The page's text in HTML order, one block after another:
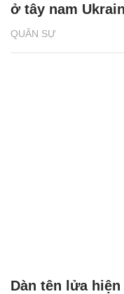
QUÂN SỰ
ở tây nam
Dàn tên lửa